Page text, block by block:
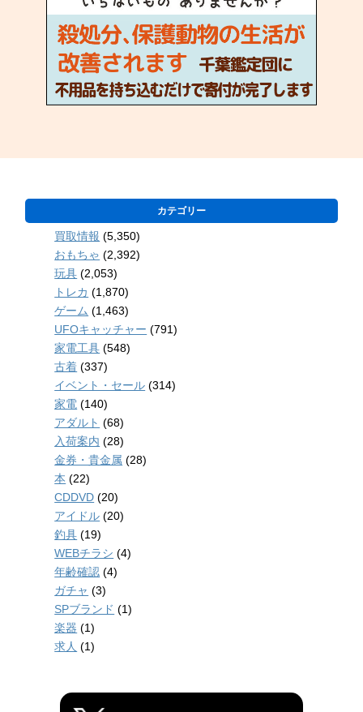
カテゴリー
買取情報 (5,350)
おもちゃ (2,392)
玩具 (2,053)
トレカ (1,870)
ゲーム (1,463)
UFOキャッチャー (791)
家電工具 (548)
古着 (337)
イベント・セール (314)
家電 (140)
アダルト (68)
入荷案内 (28)
金券・貴金属 (28)
本 (22)
CDDVD (20)
アイドル (20)
釣具 (19)
WEBチラシ (4)
年齢確認 (4)
ガチャ (3)
SPブランド (1)
楽器 (1)
求人 (1)